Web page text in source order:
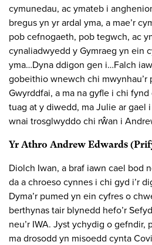
cymunedau, ac ymateb i
bregus yn yr ardal yma, a mae’r
pob cefnogaeth, pob tegwch, ac
cynaliadwyedd y Gymraeg yn ein
yma…Dyna ddigon gen i…Falch
gobeithio wnewch chi mwynhau’r
Gwyrddfai, a ma na gyfle i chi
tuag at y diwedd, ma Julie ar gael
wnai trosglwyddo chi rŵan i
Yr Athro Andrew Edwards
Diolch Iwan, a braf iawn cael bod
da a chroeso cynnes i chi gyd i’r
Dyma’r pumed yn ein cyfres o
berthynas tair blynedd hefo’r
neu’r IWA. Jyst ychydig o gefndir,
ma drosodd yn misoedd cynta